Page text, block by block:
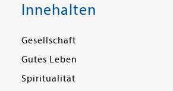
Innehalten
Gesellschaft
Gutes Leben
Spiritualität